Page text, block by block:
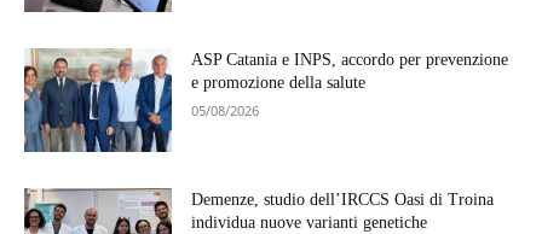
ASP Catania e INPS, accordo per prevenzione
e promozione della salute
05/08/2026
Demenze, studio dell’IRCCS Oasi di Troina
individua nuove varianti genetiche